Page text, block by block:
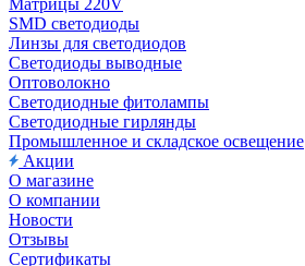
Матрицы 220V
SMD светодиоды
Линзы для светодиодов
Светодиоды выводные
Оптоволокно
Светодиодные фитолампы
Светодиодные гирлянды
Промышленное и складское освещение
Акции
О магазине
О компании
Новости
Отзывы
Сертификаты